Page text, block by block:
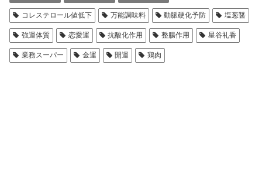
コレステロール値低下 万能調味料 動脈硬化予防 塩葱醤
強運体質 恋愛運 抗酸化作用 整腸作用 星谷礼香
業務スーパー 金運 開運 鶏肉